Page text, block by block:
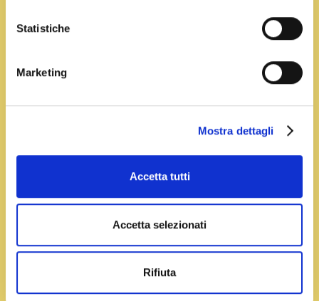
Statistiche
Marketing
Mostra dettagli
Accetta tutti
Accetta selezionati
Rifiuta
q.b. uvetta, cioccolato fondente, granella di
Preparazione
ambiente, unite l’uovo e sbattete. Sbriciolate il
lievito di birra nelle farine miscelate, unite lo
amalgamato unite il sale e il burro poco alla volta.
Continuate fino a quando sarà liscio e bene
amalgamato. Formate una palla con l’impasto e fate